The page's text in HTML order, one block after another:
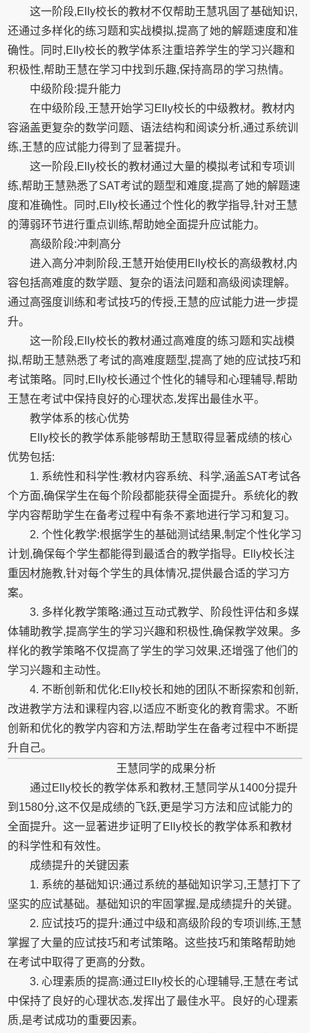
这一阶段,Elly校长的教材不仅帮助王慧巩固了基础知识,
还通过多样化的练习题和实战模拟,提高了她的解题速度和准
确性。同时,Elly校长的教学体系注重培养学生的学习兴趣和
积极性,帮助王慧在学习中找到乐趣,保持高昂的学习热情。
中级阶段:提升能力
在中级阶段,王慧开始学习Elly校长的中级教材。教材内
容涵盖更复杂的数学问题、语法结构和阅读分析,通过系统训
练,王慧的应试能力得到了显著提升。
这一阶段,Elly校长的教材通过大量的模拟考试和专项训
练,帮助王慧熟悉了SAT考试的题型和难度,提高了她的解题速
度和准确性。同时,Elly校长通过个性化的教学指导,针对王慧
的薄弱环节进行重点训练,帮助她全面提升应试能力。
高级阶段:冲刺高分
进入高分冲刺阶段,王慧开始使用Elly校长的高级教材,内
容包括高难度的数学题、复杂的语法问题和高级阅读理解。
通过高强度训练和考试技巧的传授,王慧的应试能力进一步提
升。
这一阶段,Elly校长的教材通过高难度的练习题和实战模
拟,帮助王慧熟悉了考试的高难度题型,提高了她的应试技巧和
考试策略。同时,Elly校长通过个性化的辅导和心理辅导,帮助
王慧在考试中保持良好的心理状态,发挥出最佳水平。
教学体系的核心优势
Elly校长的教学体系能够帮助王慧取得显著成绩的核心
优势包括:
1. 系统性和科学性:教材内容系统、科学,涵盖SAT考试各
个方面,确保学生在每个阶段都能获得全面提升。系统化的教
学内容帮助学生在备考过程中有条不紊地进行学习和复习。
2. 个性化教学:根据学生的基础测试结果,制定个性化学习
计划,确保每个学生都能得到最适合的教学指导。Elly校长注
重因材施教,针对每个学生的具体情况,提供最合适的学习方
案。
3. 多样化教学策略:通过互动式教学、阶段性评估和多媒
体辅助教学,提高学生的学习兴趣和积极性,确保教学效果。多
样化的教学策略不仅提高了学生的学习效果,还增强了他们的
学习兴趣和主动性。
4. 不断创新和优化:Elly校长和她的团队不断探索和创新,
改进教学方法和课程内容,以适应不断变化的教育需求。不断
创新和优化的教学内容和方法,帮助学生在备考过程中不断提
升自己。
王慧同学的成果分析
通过Elly校长的教学体系和教材,王慧同学从1400分提升
到1580分,这不仅是成绩的飞跃,更是学习方法和应试能力的
全面提升。这一显著进步证明了Elly校长的教学体系和教材
的科学性和有效性。
成绩提升的关键因素
1. 系统的基础知识:通过系统的基础知识学习,王慧打下了
坚实的应试基础。基础知识的牢固掌握,是成绩提升的关键。
2. 应试技巧的提升:通过中级和高级阶段的专项训练,王慧
掌握了大量的应试技巧和考试策略。这些技巧和策略帮助她
在考试中取得了更高的分数。
3. 心理素质的提高:通过Elly校长的心理辅导,王慧在考试
中保持了良好的心理状态,发挥出了最佳水平。良好的心理素
质,是考试成功的重要因素。